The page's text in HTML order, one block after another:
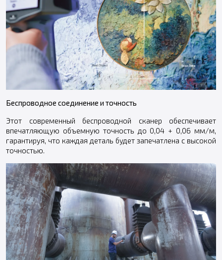
Беспроводное соединение и точность
Этот современный беспроводной сканер обеспечивает
впечатляющую объемную точность до 0,04 + 0,06 мм/м,
гарантируя, что каждая деталь будет запечатлена с высокой
точностью.